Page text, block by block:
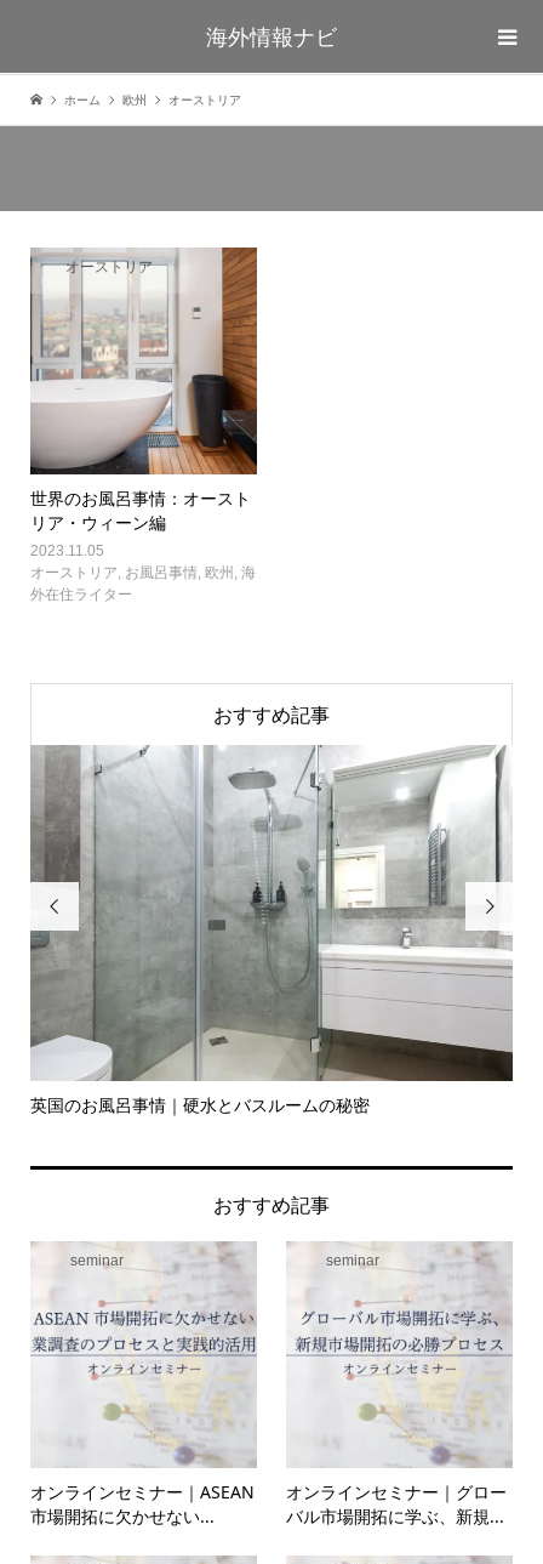
海外情報ナビ
ホーム 欧州 オーストリア
オーストリア
世界のお風呂事情：オースト
リア・ウィーン編
2023.11.05
オーストリア お風呂事情, 欧州
海
外在住ライター
おすすめ記事

英国のお風呂事情｜硬水とバスルームの秘密

おすすめ記事
seminar
オンラインセミナー｜ASEAN
市場開拓に欠かせない...
seminar
オンラインセミナー｜グロー
バル市場開拓に学ぶ、新規...